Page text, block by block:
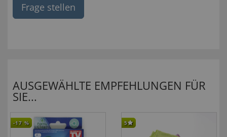
Frage stellen
AUSGEWÄHLTE EMPFEHLUNGEN FÜR
SIE...
-17 % 5